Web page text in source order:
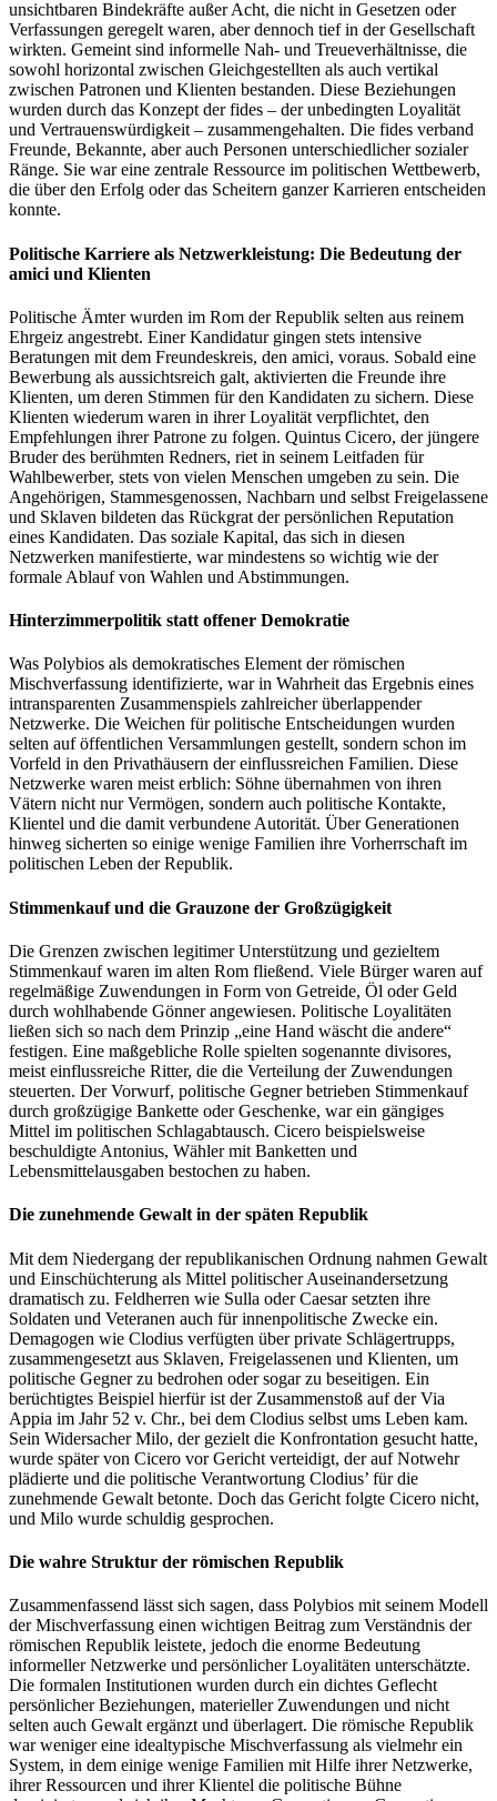
unsichtbaren Bindekräfte außer Acht, die nicht in Gesetzen oder
Verfassungen geregelt waren, aber dennoch tief in der Gesellschaft
wirkten. Gemeint sind informelle Nah- und Treueverhältnisse, die
sowohl horizontal zwischen Gleichgestellten als auch vertikal
zwischen Patronen und Klienten bestanden. Diese Beziehungen
wurden durch das Konzept der fides – der unbedingten Loyalität
und Vertrauenswürdigkeit – zusammengehalten. Die fides verband
Freunde, Bekannte, aber auch Personen unterschiedlicher sozialer
Ränge. Sie war eine zentrale Ressource im politischen Wettbewerb,
die über den Erfolg oder das Scheitern ganzer Karrieren entscheiden
konnte.
Politische Karriere als Netzwerkleistung: Die Bedeutung der
amici und Klienten
Politische Ämter wurden im Rom der Republik selten aus reinem
Ehrgeiz angestrebt. Einer Kandidatur gingen stets intensive
Beratungen mit dem Freundeskreis, den amici, voraus. Sobald eine
Bewerbung als aussichtsreich galt, aktivierten die Freunde ihre
Klienten, um deren Stimmen für den Kandidaten zu sichern. Diese
Klienten wiederum waren in ihrer Loyalität verpflichtet, den
Empfehlungen ihrer Patrone zu folgen. Quintus Cicero, der jüngere
Bruder des berühmten Redners, riet in seinem Leitfaden für
Wahlbewerber, stets von vielen Menschen umgeben zu sein. Die
Angehörigen, Stammesgenossen, Nachbarn und selbst Freigelassene
und Sklaven bildeten das Rückgrat der persönlichen Reputation
eines Kandidaten. Das soziale Kapital, das sich in diesen
Netzwerken manifestierte, war mindestens so wichtig wie der
formale Ablauf von Wahlen und Abstimmungen.
Hinterzimmerpolitik statt offener Demokratie
Was Polybios als demokratisches Element der römischen
Mischverfassung identifizierte, war in Wahrheit das Ergebnis eines
intransparenten Zusammenspiels zahlreicher überlappender
Netzwerke. Die Weichen für politische Entscheidungen wurden
selten auf öffentlichen Versammlungen gestellt, sondern schon im
Vorfeld in den Privathäusern der einflussreichen Familien. Diese
Netzwerke waren meist erblich: Söhne übernahmen von ihren
Vätern nicht nur Vermögen, sondern auch politische Kontakte,
Klientel und die damit verbundene Autorität. Über Generationen
hinweg sicherten so einige wenige Familien ihre Vorherrschaft im
politischen Leben der Republik.
Stimmenkauf und die Grauzone der Großzügigkeit
Die Grenzen zwischen legitimer Unterstützung und gezieltem
Stimmenkauf waren im alten Rom fließend. Viele Bürger waren auf
regelmäßige Zuwendungen in Form von Getreide, Öl oder Geld
durch wohlhabende Gönner angewiesen. Politische Loyalitäten
ließen sich so nach dem Prinzip „eine Hand wäscht die andere“
festigen. Eine maßgebliche Rolle spielten sogenannte divisores,
meist einflussreiche Ritter, die die Verteilung der Zuwendungen
steuerten. Der Vorwurf, politische Gegner betrieben Stimmenkauf
durch großzügige Bankette oder Geschenke, war ein gängiges
Mittel im politischen Schlagabtausch. Cicero beispielsweise
beschuldigte Antonius, Wähler mit Banketten und
Lebensmittelausgaben bestochen zu haben.
Die zunehmende Gewalt in der späten Republik
Mit dem Niedergang der republikanischen Ordnung nahmen Gewalt
und Einschüchterung als Mittel politischer Auseinandersetzung
dramatisch zu. Feldherren wie Sulla oder Caesar setzten ihre
Soldaten und Veteranen auch für innenpolitische Zwecke ein.
Demagogen wie Clodius verfügten über private Schlägertrupps,
zusammengesetzt aus Sklaven, Freigelassenen und Klienten, um
politische Gegner zu bedrohen oder sogar zu beseitigen. Ein
berüchtigtes Beispiel hierfür ist der Zusammenstoß auf der Via
Appia im Jahr 52 v. Chr., bei dem Clodius selbst ums Leben kam.
Sein Widersacher Milo, der gezielt die Konfrontation gesucht hatte,
wurde später von Cicero vor Gericht verteidigt, der auf Notwehr
plädierte und die politische Verantwortung Clodius’ für die
zunehmende Gewalt betonte. Doch das Gericht folgte Cicero nicht,
und Milo wurde schuldig gesprochen.
Die wahre Struktur der römischen Republik
Zusammenfassend lässt sich sagen, dass Polybios mit seinem Modell
der Mischverfassung einen wichtigen Beitrag zum Verständnis der
römischen Republik leistete, jedoch die enorme Bedeutung
informeller Netzwerke und persönlicher Loyalitäten unterschätzte.
Die formalen Institutionen wurden durch ein dichtes Geflecht
persönlicher Beziehungen, materieller Zuwendungen und nicht
selten auch Gewalt ergänzt und überlagert. Die römische Republik
war weniger eine idealtypische Mischverfassung als vielmehr ein
System, in dem einige wenige Familien mit Hilfe ihrer Netzwerke,
ihrer Ressourcen und ihrer Klientel die politische Bühne